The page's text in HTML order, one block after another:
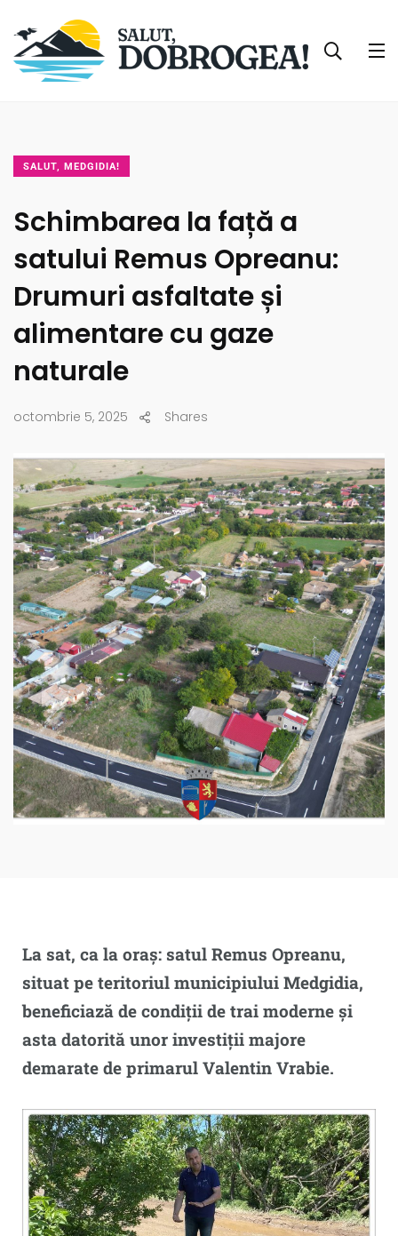
SALUT, MEDGIDIA!
Schimbarea la față a
satului Remus Opreanu:
Drumuri asfaltate și
alimentare cu gaze
naturale
octombrie 5, 2025 Shares
La sat, ca la oraș: satul Remus Opreanu,
situat pe teritoriul municipiului Medgidia,
beneficiază de condiții de trai moderne și
asta datorită unor investiții majore
demarate de primarul Valentin Vrabie.